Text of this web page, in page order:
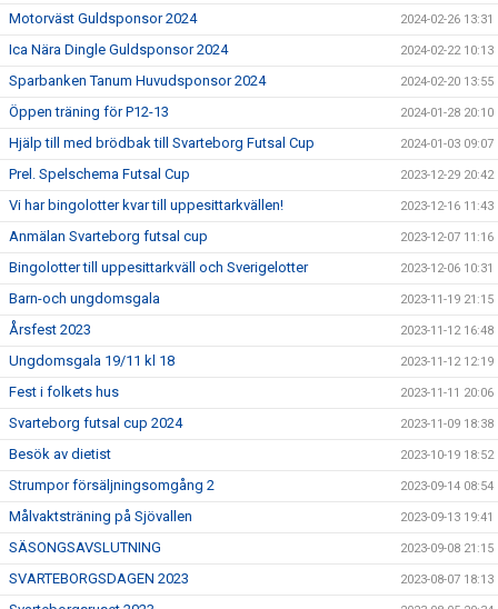
Motorväst Guldsponsor 2024 2024-02-26 13:31
Ica Nära Dingle Guldsponsor 2024 2024-02-22 10:13
Sparbanken Tanum Huvudsponsor 2024 2024-02-20 13:55
Öppen träning för P12-13 2024-01-28 20:10
Hjälp till med brödbak till Svarteborg Futsal Cup 2024-01-03 09:07
Prel. Spelschema Futsal Cup 2023-12-29 20:42
Vi har bingolotter kvar till uppesittarkvällen! 2023-12-16 11:43
Anmälan Svarteborg futsal cup 2023-12-07 11:16
Bingolotter till uppesittarkväll och Sverigelotter 2023-12-06 10:31
Barn-och ungdomsgala 2023-11-19 21:15
Årsfest 2023 2023-11-12 16:48
Ungdomsgala 19/11 kl 18 2023-11-12 12:19
Fest i folkets hus 2023-11-11 20:06
Svarteborg futsal cup 2024 2023-11-09 18:38
Besök av dietist 2023-10-19 18:52
Strumpor försäljningsomgång 2 2023-09-14 08:54
Målvaktsträning på Sjövallen 2023-09-13 19:41
SÄSONGSAVSLUTNING 2023-09-08 21:15
SVARTEBORGSDAGEN 2023 2023-08-07 18:13